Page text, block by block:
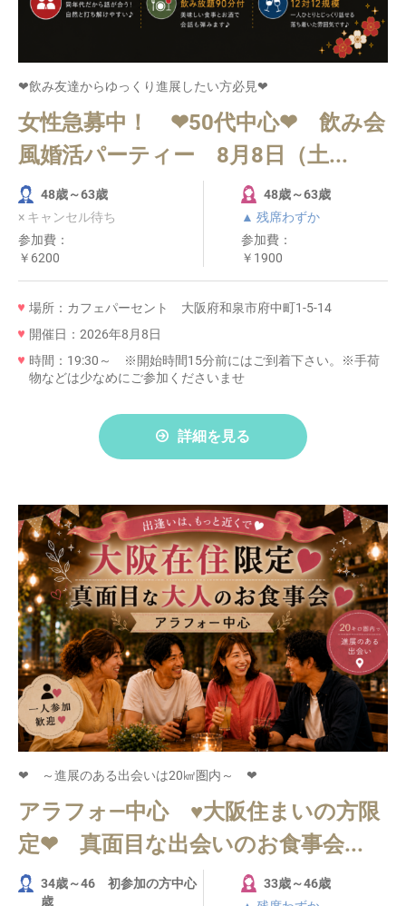
❤飲み友達からゆっくり進展したい方必見❤
女性急募中！ ❤50代中心❤ 飲み会
風婚活パーティー 8月8日（土...
48歳～63歳
× キャンセル待ち
参加費：
￥6200
48歳～63歳
▲ 残席わずか
参加費：
￥1900
場所：カフェパーセント 大阪府和泉市府中町1-5-14
開催日：2026年8月8日
時間：19:30～ ※開始時間15分前にはご到着下さい。※手荷
物などは少なめにご参加くださいませ
詳細を見る
❤ ～進展のある出会いは20㎢圏内～ ❤
アラフォ―中心 ♥大阪住まいの方限
定❤ 真面目な出会いのお食事会...
34歳～46 初参加の方中心
歳
33歳～46歳